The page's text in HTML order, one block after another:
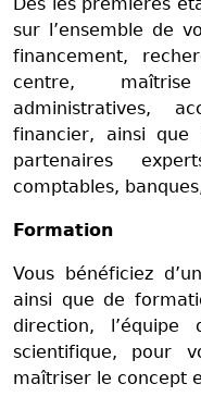
sur l’ensemble de
financement,
centre,
administratives,
financier, ainsi
partenaires
comptables,
Formation
Vous bénéficiez
ainsi que de
direction,
scientifique, pour
maîtriser le concept